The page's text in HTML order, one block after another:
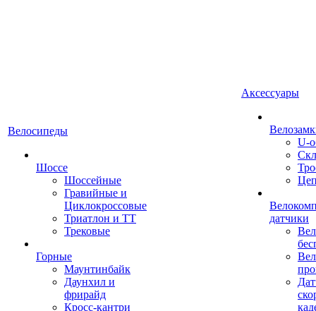
Велосипеды
Шоссе
Шоссейные
Гравийные и
Циклокроссовые
Триатлон и ТТ
Трековые
Горные
Маунтинбайк
Даунхил и
фрирайд
Кросс-кантри
Аксессуары
U-
датчики